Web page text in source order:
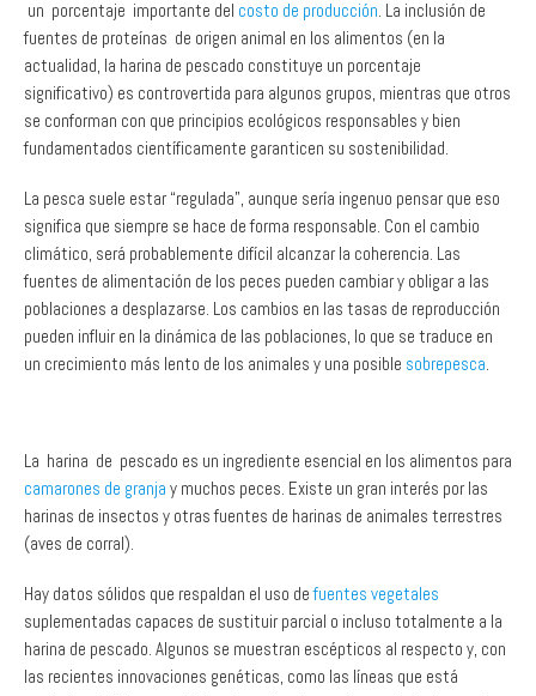
actualidad, la harina de pescado constituye un porcentaje
significativo) es controvertida para algunos grupos, mientras que otros
se conforman con que principios ecológicos responsables y bien
fundamentados científicamente garanticen su sostenibilidad.
La pesca suele estar “regulada”, aunque sería ingenuo pensar que eso
climático, será probablemente difícil alcanzar la coherencia. Las
fuentes de alimentación de los peces pueden cambiar y obligar a las
poblaciones a desplazarse. Los cambios en las tasas de reproducción
pueden influir en la dinámica de las poblaciones, lo que se traduce en
un crecimiento más lento de los animales y una posiblesobrepesca.
harinas de insectos y otras fuentes de harinas de animales terrestres
(aves de corral).
Hay datos sólidos que respaldan el uso de
harina de pescado. Algunos se muestran escépticos al respecto y, con
las recientes innovaciones genéticas, como las líneas que está
produciendo CP, para optimizar las altas tasas de crecimiento puede
ser necesario el uso de harina de pescado u otros sustitutos de la